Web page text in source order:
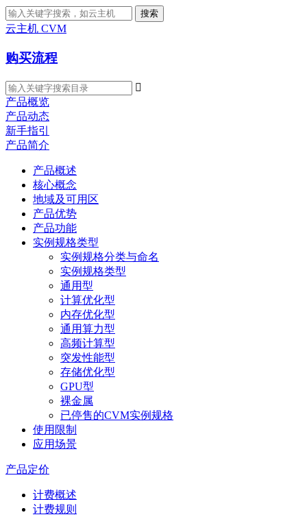
搜索
云主机 CVM
购买流程

产品概览
产品动态
新手指引
产品简介
产品概述
核心概念
地域及可用区
产品优势
产品功能
实例规格类型
实例规格分类与命名
实例规格类型
通用型
计算优化型
内存优化型
通用算力型
高频计算型
突发性能型
存储优化型
GPU型
裸金属
已停售的CVM实例规格
使用限制
应用场景
产品定价
计费概述
计费规则